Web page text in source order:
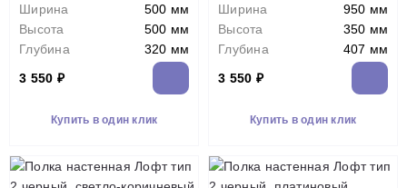
Ширина
500 мм
Высота
500 мм
Глубина
320 мм
3 550 ₽
Купить в один клик
Ширина
950 мм
Высота
350 мм
Глубина
407 мм
3 550 ₽
Купить в один клик